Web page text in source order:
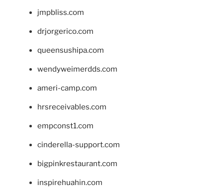
jmpbliss.com
drjorgerico.com
queensushipa.com
wendyweimerdds.com
ameri-camp.com
hrsreceivables.com
empconst1.com
cinderella-support.com
bigpinkrestaurant.com
inspirehuahin.com